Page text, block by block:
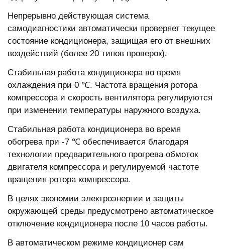
Непрерывно действующая система
самодиагностики автоматически проверяет текущее
состояние кондиционера, защищая его от внешних
воздействий (более 20 типов проверок).
Стабильная работа кондиционера во время
охлаждения при 0 ℃. Частота вращения ротора
компрессора и скорость вентилятора регулируются
при изменении температуры наружного воздуха.
Стабильная работа кондиционера во время
обогрева при -7 ℃ обеспечивается благодаря
технологии предварительного прогрева обмоток
двигателя компрессора и регулируемой частоте
вращения ротора компрессора.
В целях экономии электроэнергии и защиты
окружающей среды предусмотрено автоматическое
отключение кондиционера после 10 часов работы.
В автоматическом режиме кондиционер сам